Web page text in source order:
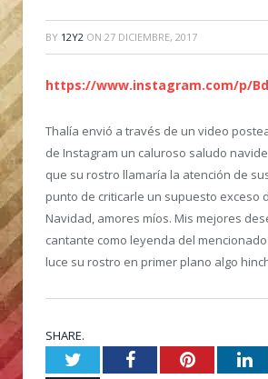
BY 12Y2 ON 27 DICIEMBRE, 2017
https://www.instagram.com/p/
Thalía envió a través de un video
de Instagram un caluroso saludo
que su rostro llamaría la atención de
punto de criticarle un supuesto exceso
Navidad, amores míos. Mis mejores
cantante como leyenda del
luce su rostro en primer plano algo
SHARE.
TwitterFacebookPinterest